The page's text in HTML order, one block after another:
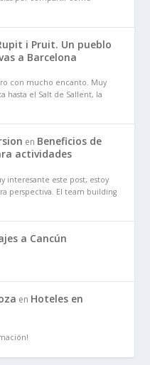
i Pruit. Un pueblo
a Barcelona
con mucho encanto. Muy
hasta el Salt de Sallent, la
en Beneficios de
actividades
interesante este post, estoy
perspectiva. El team building
a Cancún
en Hoteles en